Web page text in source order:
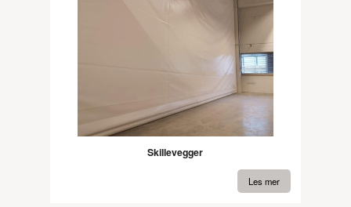
Skillevegger
Les mer